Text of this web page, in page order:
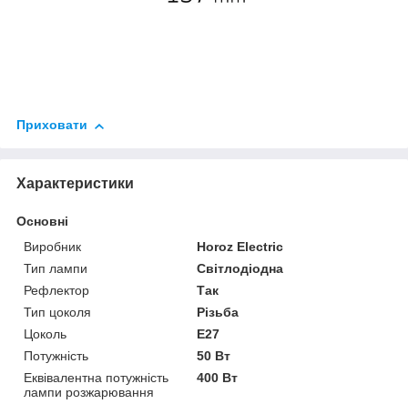
Приховати
Характеристики
Основні
Виробник
Horoz Electric
Тип лампи
Світлодіодна
Рефлектор
Так
Тип цоколя
Різьба
Цоколь
E27
Потужність
50 Вт
Еквівалентна потужність
лампи розжарювання
400 Вт